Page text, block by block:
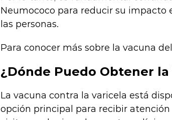
Neumococo para reducir su impacto
las personas.
Para conocer más sobre la vacuna
¿Dónde Puedo Obtener
La vacuna contra la varicela está
opción principal para recibir